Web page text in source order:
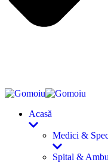
Acasă
Medici &
Spital &